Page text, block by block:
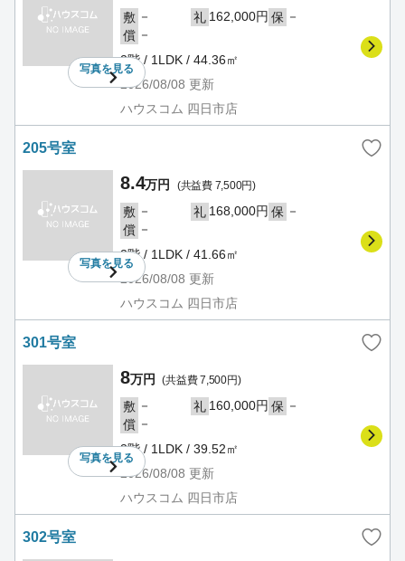
写真を見る
敷 － 礼 162,000円 保 －
償 －
2階 / 1LDK / 44.36㎡
2026/08/08 更新
ハウスコム 四日市店
205号室
写真を見る
8.4万円 (共益費 7,500円)
敷 － 礼 168,000円 保 －
償 －
2階 / 1LDK / 41.66㎡
2026/08/08 更新
ハウスコム 四日市店
301号室
写真を見る
8万円 (共益費 7,500円)
敷 － 礼 160,000円 保 －
償 －
3階 / 1LDK / 39.52㎡
2026/08/08 更新
ハウスコム 四日市店
302号室